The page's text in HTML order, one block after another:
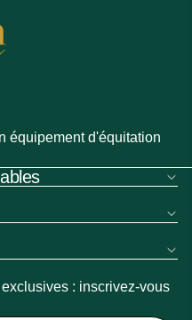
équipement d'équitation
: inscrivez-vous